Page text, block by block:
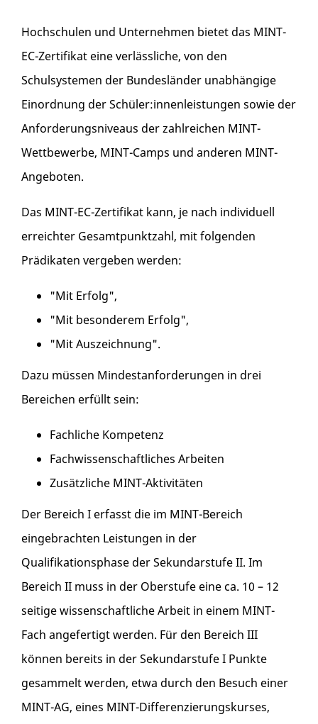
Hochschulen und Unternehmen bietet das MINT-
EC-Zertifikat eine verlässliche, von den
Schulsystemen der Bundesländer unabhängige
Einordnung der Schüler:innenleistungen sowie der
Anforderungsniveaus der zahlreichen MINT-
Wettbewerbe, MINT-Camps und anderen MINT-
Angeboten.
Das MINT-EC-Zertifikat kann, je nach individuell
erreichter Gesamtpunktzahl, mit folgenden
Prädikaten vergeben werden:
"Mit Erfolg",
"Mit besonderem Erfolg",
"Mit Auszeichnung".
Dazu müssen Mindestanforderungen in drei
Bereichen erfüllt sein:
Fachliche Kompetenz
Fachwissenschaftliches Arbeiten
Zusätzliche MINT-Aktivitäten
Der Bereich I erfasst die im MINT-Bereich
eingebrachten Leistungen in der
Qualifikationsphase der Sekundarstufe II. Im
Bereich II muss in der Oberstufe eine ca. 10 – 12
seitige wissenschaftliche Arbeit in einem MINT-
Fach angefertigt werden. Für den Bereich III
können bereits in der Sekundarstufe I Punkte
gesammelt werden, etwa durch den Besuch einer
MINT-AG, eines MINT-Differenzierungskurses,